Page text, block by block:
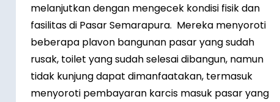
melanjutkan dengan mengecek kondisi fisik dan
fasilitas di Pasar Semarapura. Mereka menyoroti
beberapa plavon bangunan pasar yang sudah
rusak, toilet yang sudah selesai dibangun, namun
tidak kunjung dapat dimanfaatakan, termasuk
menyoroti pembayaran karcis masuk pasar yang